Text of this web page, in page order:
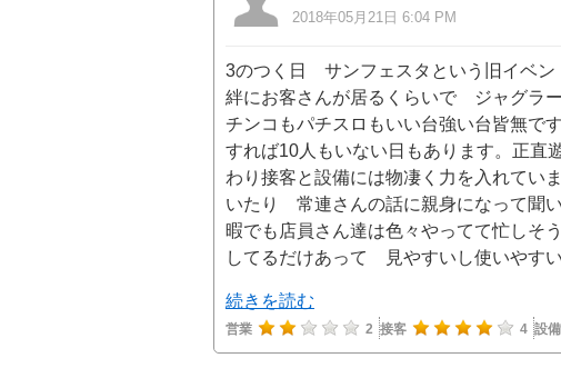
2018年05月21日 6:04 PM
3のつく日 サンフェスタという旧イベ
絆にお客さんが居るくらいで ジャグラ
チンコもパチスロもいい台強い台皆無
すれば10人もいない日もあります。正直
わり接客と設備には物凄く力を入れて
いたり 常連さんの話に親身になって聞
暇でも店員さん達は色々やってて忙し
してるだけあって 見やすいし使いや
続きを読む
営業 2 接客 4 設備